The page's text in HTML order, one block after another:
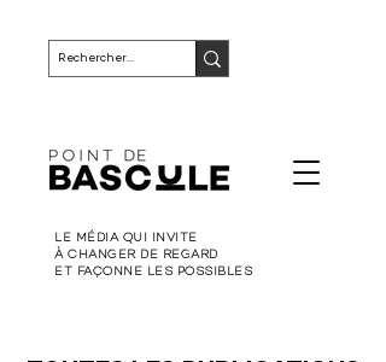
LE MÉDIA QUI INVITE
À CHANGER DE REGARD
ET FAÇONNE LES POSSIBLES